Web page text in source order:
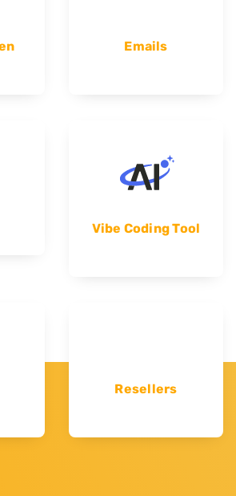
Emails
Vibe Coding Tool
Resellers